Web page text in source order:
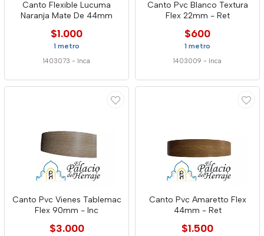
Canto Flexible Lucuma
Naranja Mate De 44mm
$1.000
1 metro
1403073 - Inca
Canto Pvc Blanco Textura
Flex 22mm - Ret
$600
1 metro
1403009 - Inca
Canto Pvc Vienes Tablemac
Flex 90mm - Inc
$3.000
Canto Pvc Amaretto Flex
44mm - Ret
$1.500